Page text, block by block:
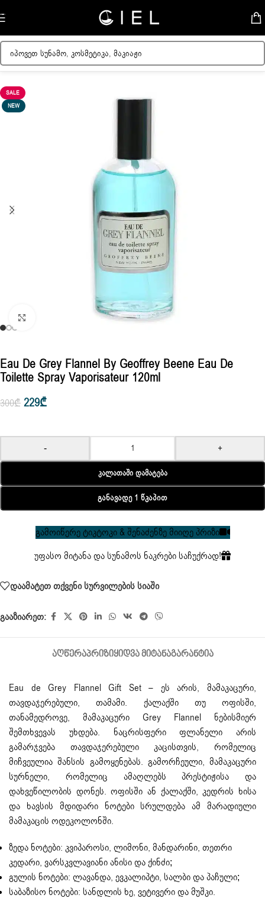
Skip to navigation
მთავარი/მამაკაცის სუნამოები
SALE
NEW
Eau De Grey Flannel By Geoffrey Beene Eau De
Toilette Spray Vaporisateur 120ml
300₾ 229₾
- +
Კალათაში Დამატება
Განავადე 1 Წკაპით
გამოიწერე ტიკტოკი & შენაძენზე მიიღე პრიზი
უფასო მიტანა და სუნამოს ნაკრები საჩუქრად!
დაამატეთ თქვენი სურვილების სიაში
გააზიარეთ:
ᲐᲦᲬᲔᲠᲐᲞᲠᲘᲖᲘᲧᲘᲓᲕᲐ ᲛᲘᲢᲐᲜᲐᲒᲐᲠᲐᲜᲢᲘᲐ
Eau de Grey FlannelGift Set – ეს არის, მამაკაცური,
თავდაჯერებული, თამამი. ქალაქში თუ ოფისში,
თანამედროვე, მამაკაცური Grey Flannel ნებისმიერ
შემთხვევას უხდება. ნაცრისფერი ფლანელი არის
გამარჯვება თავდაჯერებული კაცისთვის, რომელიც
მიჩვეულია შანსის გამოყენებას. გამორჩეული, მამაკაცური
სურნელი, რომელიც ამაღლებს პრესტიჟისა და
დახვეწილობის დონეს. ოფისში ან ქალაქში, კედრის ხისა
და ხავსის მდიდარი ნოტები სრულდება ამ მარადიული
მამაკაცის ოდეკოლონში.
ზედა ნოტები: კვიპაროსი, ლიმონი, მანდარინი, თეთრი
კედარი, ვარსკვლავიანი ანისი და ქინძი;
გულის ნოტები: ლავანდა, ევკალიპტი, სალბი და პაჩული;
საბაზისო ნოტები: სანდლის ხე, ვეტივერი და მუშკი.